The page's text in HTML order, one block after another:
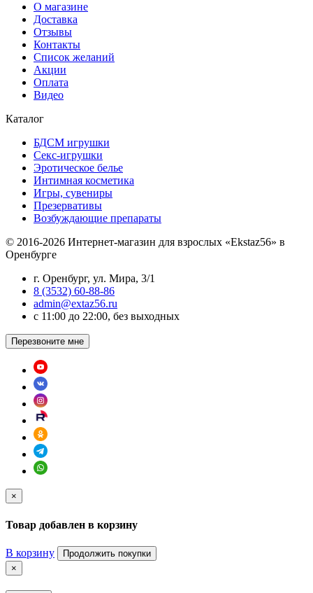
О магазине
Доставка
Отзывы
Контакты
Список желаний
Акции
Оплата
Видео
Каталог
БДСМ игрушки
Секс-игрушки
Эротическое белье
Интимная косметика
Игры, сувениры
Презервативы
Возбуждающие препараты
© 2016-2026 Интернет-магазин для взрослых «Ekstaz56» в
Оренбурге
г. Оренбург, ул. Мира, 3/1
8 (3532) 60-88-86
admin@extaz56.ru
c 11:00 до 22:00, без выходных
Перезвоните мне
×
Товар добавлен в корзину
В корзину
Продолжить покупки
×